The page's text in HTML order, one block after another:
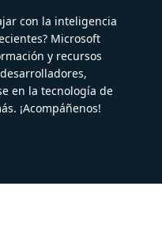
con la inteligencia
Microsoft
y recursos
en la tecnología de
¡Acompáñenos!